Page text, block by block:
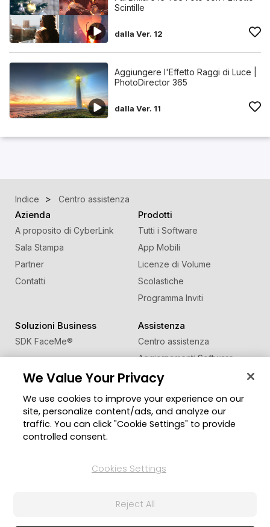
Scintille
dalla Ver. 12
Aggiungere l'Effetto Raggi di Luce |
PhotoDirector 365
dalla Ver. 11
Indice Centro assistenza
Azienda
A proposito di CyberLink
Sala Stampa
Partner
Contatti
Prodotti
Tutti i Software
App Mobili
Licenze di Volume
Scolastiche
Programma Inviti
Soluzioni Business
SDK FaceMe®
Assistenza
Centro assistenza
Aggiornamenti Software
Centro Apprendimento
Comunità
Zona Utenti
Blog
Cambia regione
© 2026 CyberLink Corp. Tutti i diritti riservati.
We Value Your Privacy
We use cookies to improve your experience on our
site, personalize content/ads, and analyze our
traffic. You can click "Cookie Settings" to provide
controlled consent.
Cookies Settings
Reject All